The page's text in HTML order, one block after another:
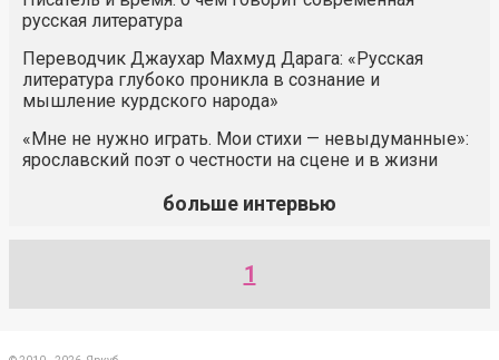
русская литература
Переводчик Джаухар Махмуд Дарага: «Русская
литература глубоко проникла в сознание и
мышление курдского народа»
«Мне не нужно играть. Мои стихи — невыдуманные»:
ярославский поэт о честности на сцене и в жизни
больше интервью
1